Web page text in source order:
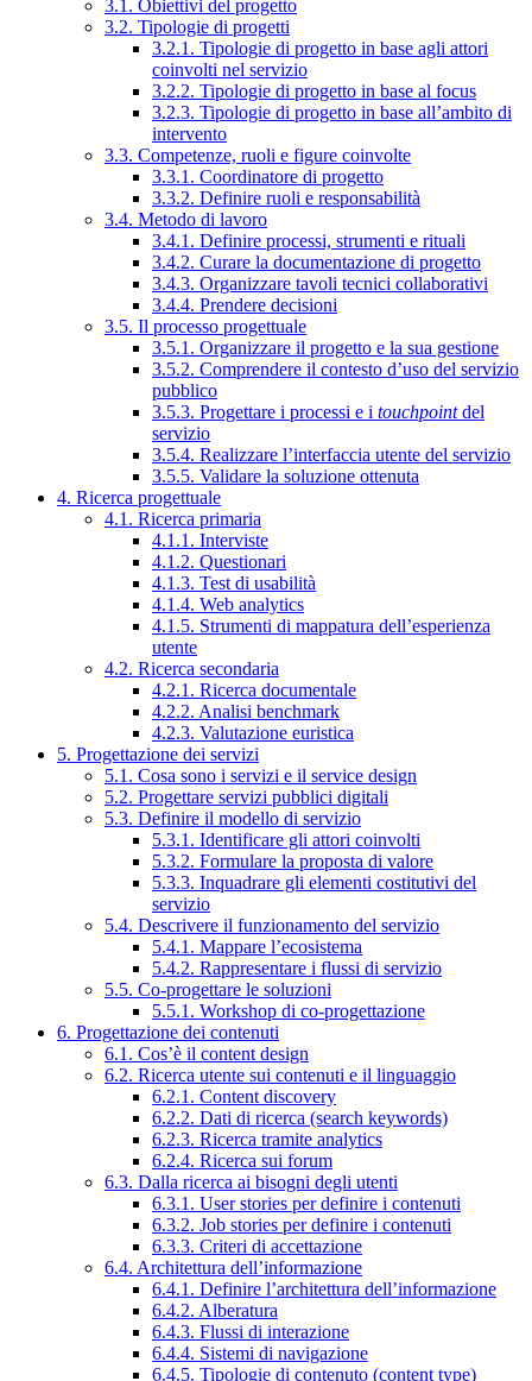
3.1. Obiettivi del progetto
3.2. Tipologie di progetti
3.2.1. Tipologie di progetto in base agli attori
coinvolti nel servizio
3.2.2. Tipologie di progetto in base al focus
3.2.3. Tipologie di progetto in base all’ambito di
intervento
3.3. Competenze, ruoli e figure coinvolte
3.3.1. Coordinatore di progetto
3.3.2. Definire ruoli e responsabilità
3.4. Metodo di lavoro
3.4.1. Definire processi, strumenti e rituali
3.4.2. Curare la documentazione di progetto
3.4.3. Organizzare tavoli tecnici collaborativi
3.4.4. Prendere decisioni
3.5. Il processo progettuale
3.5.1. Organizzare il progetto e la sua gestione
3.5.2. Comprendere il contesto d’uso del servizio
pubblico
3.5.3. Progettare i processi e i touchpointdel
servizio
3.5.4. Realizzare l’interfaccia utente del servizio
3.5.5. Validare la soluzione ottenuta
4. Ricerca progettuale
4.1. Ricerca primaria
4.1.1. Interviste
4.1.2. Questionari
4.1.3. Test di usabilità
4.1.4. Web analytics
4.1.5. Strumenti di mappatura dell’esperienza
utente
4.2. Ricerca secondaria
4.2.1. Ricerca documentale
4.2.2. Analisi benchmark
4.2.3. Valutazione euristica
5. Progettazione dei servizi
5.1. Cosa sono i servizi e il service design
5.2. Progettare servizi pubblici digitali
5.3. Definire il modello di servizio
5.3.1. Identificare gli attori coinvolti
5.3.2. Formulare la proposta di valore
5.3.3. Inquadrare gli elementi costitutivi del
servizio
5.4. Descrivere il funzionamento del servizio
5.4.1. Mappare l’ecosistema
5.4.2. Rappresentare i flussi di servizio
5.5. Co-progettare le soluzioni
5.5.1. Workshop di co-progettazione
6. Progettazione dei contenuti
6.1. Cos’è il content design
6.2. Ricerca utente sui contenuti e il linguaggio
6.2.1. Content discovery
6.2.2. Dati di ricerca (search keywords)
6.2.3. Ricerca tramite analytics
6.2.4. Ricerca sui forum
6.3. Dalla ricerca ai bisogni degli utenti
6.3.1. User stories per definire i contenuti
6.3.2. Job stories per definire i contenuti
6.3.3. Criteri di accettazione
6.4. Architettura dell’informazione
6.4.1. Definire l’architettura dell’informazione
6.4.2. Alberatura
6.4.3. Flussi di interazione
6.4.4. Sistemi di navigazione
6.4.5. Tipologie di contenuto (content type)